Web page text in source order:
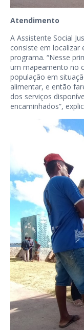
Atendimento
A Assistente Social
consiste em localizar
programa. “Nesse
um mapeamento no
população em
alimentar, e então
dos serviços
encaminhados”,